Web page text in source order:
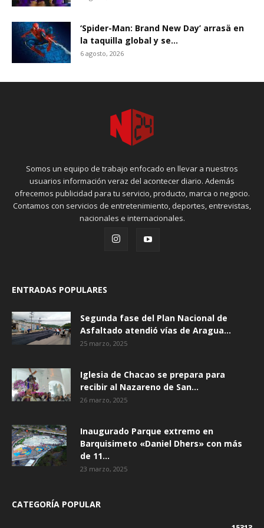
‘Spider-Man: Brand New Day’ arrasä en
la taquilla global y se...
6 agosto, 2026
Somos un equipo de trabajo enfocado en llevar a nuestros
usuarios información veraz del acontecer diario. Además
ofrecemos publicidad para tu servicio, producto, marca o negocio.
Contamos con servicios de entretenimiento, deportes, entrevistas,
nacionales e internacionales.
ENTRADAS POPULARES
Segunda fase del Plan Nacional de
Asfaltado atendió vías de Aragua...
25 marzo, 2025
Iglesia de Chacao se prepara para
recibir al Nazareno de San...
26 marzo, 2025
Inaugurado Parque extremo en
Barquisimeto «Daniel Dhers» con más
de 11...
23 marzo, 2025
CATEGORÍA POPULAR